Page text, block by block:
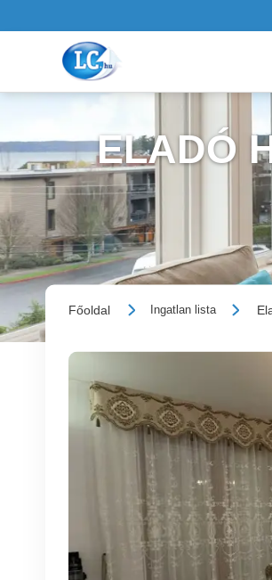
ELADÓ
Főoldal Ingatlan lista